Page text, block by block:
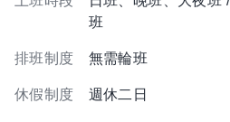
班
排班制度 無需輪班
休假制度 週休二日